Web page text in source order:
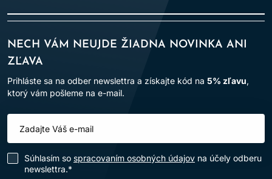
JE BUILD-A-BOND VHODNÝ NA
FARBENÉ A MELÍROVANÉ VLASY?
Áno, oficiálne materiály uvádzajú vhodnosť aj pre farbené a
MUSÍM POUŽÍVAŤ VŠETKY
PRODUKTY RADU?
Nie. Základom je čistenie a kondicionovanie; masku, balzam
a olej vyberte podľa potreby.
AKO DLHO NECHAŤ PÔSOBIŤ
NECH VÁM NEUJDE ŽIADNA NOVINKA ANI
ZĽAVA
Prihláste sa na odber newslettra a získajte kód na 5% zľavu,
ktorý vám pošleme na e-mail.
Súhlasím so spracovaním osobných údajov na účely odberu
newslettra.*